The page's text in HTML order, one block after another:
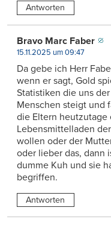
Antworten
Bravo Marc Faber
15.11.2025 um 09:47
Da gebe ich Herr
wenn er sagt, Gold
Statistiken die uns
Menschen steigt und
die Eltern heutzutage
Lebensmittelladen
wollen oder der
oder lieber das, dann
dumme Kuh und sie
begriffen.
Antworten